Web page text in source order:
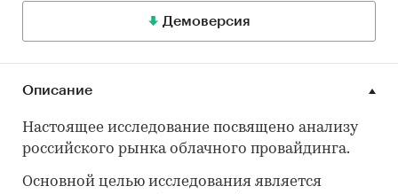
Демоверсия
Описание
Настоящее исследование посвящено анализу
российского рынка облачного провайдинга.
Основной целью исследования является